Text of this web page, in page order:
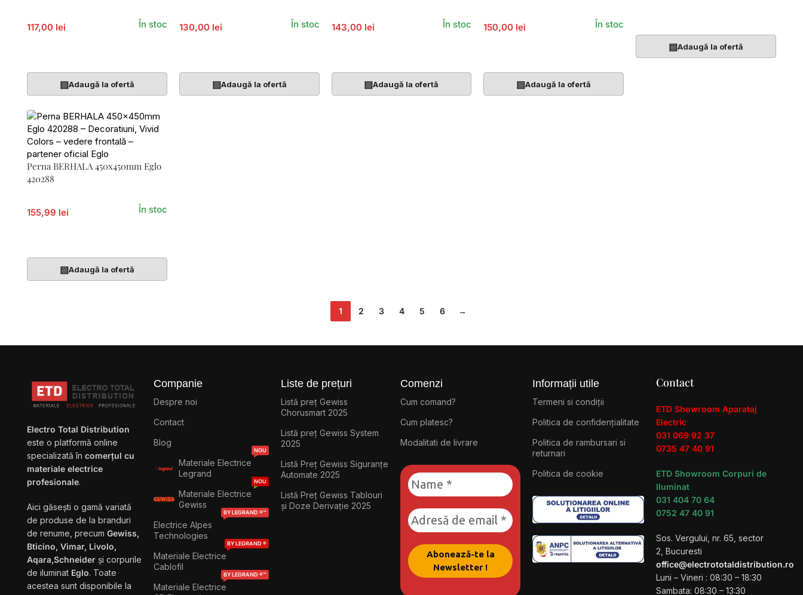
117,00 lei În stoc
▤Adaugă la ofertă
130,00 lei În stoc
▤Adaugă la ofertă
143,00 lei În stoc
▤Adaugă la ofertă
150,00 lei În stoc
▤Adaugă la ofertă
▤Adaugă la ofertă
Perna BERHALA 450x450mm Eglo
420288
155,99 lei În stoc
▤Adaugă la ofertă
1 2 3 4 5 6 →
Electro Total Distribution
este o platformă online
specializată în comerțul cu
materiale electrice
profesionale.
Aici găsești o gamă variată
de produse de la branduri
de renume, precum Gewiss,
Bticino, Vimar, Livolo,
Aqara,Schneider și corpurile
de iluminat Eglo. Toate
acestea sunt disponibile la
Companie
Despre noi
Contact
Blog
Materiale Electrice
Legrand
NOU
Materiale Electrice
Gewiss
NOU
Electrice Alpes
Technologies
BY LEGRAND ®™
Materiale Electrice
Cablofil
BY LEGRAND ®
Materiale Electrice
BY LEGRAND ®™
Liste de prețuri
Listă preț Gewiss
Chorusmart 2025
Listă preț Gewiss System
2025
Listă Preț Gewiss Siguranțe
Automate 2025
Listă Preț Gewiss Tablouri
și Doze Derivație 2025
Comenzi
Cum comand?
Cum platesc?
Modalitati de livrare
Informații utile
Termeni si condiții
Politica de confidențialitate
Politica de rambursari si
returnari
Politica de cookie
Contact
ETD Showroom Aparataj
Electric
031 069 92 37
0735 47 40 91
ETD Showroom Corpuri de
Iluminat
031 404 70 64
0752 47 40 91
Sos. Vergului, nr. 65, sector
2, Bucuresti
office@electrototaldistribution.ro
Luni – Vineri : 08:30 – 18:30
Sambata: 08:30 – 13:30